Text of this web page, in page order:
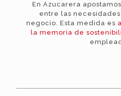
En Azucarera
entre las
negocio. Esta medida es
la memoria de